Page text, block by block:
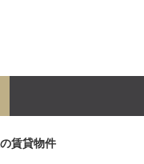
事業投資用
賃貸物件